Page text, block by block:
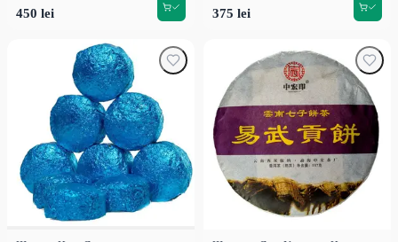
450 lei 375 lei